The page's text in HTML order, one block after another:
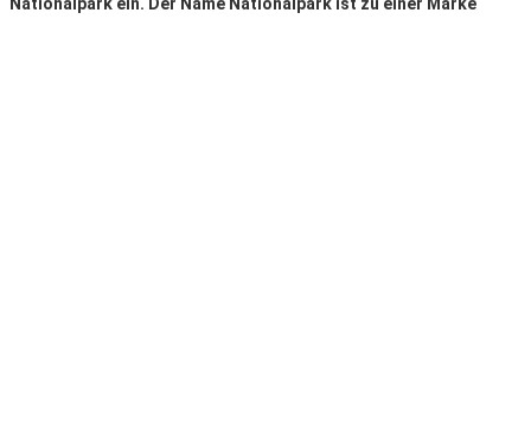
Nationalpark ein. Der Name Nationalpark ist zu einer Marke